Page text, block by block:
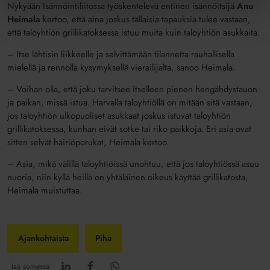
Nykyään Isännöintiliitossa työskentelevä entinen isännöitsijäAnu
Heimala kertoo, että aina joskus tällaisia tapauksia tulee vastaan,
että taloyhtiön grillikatoksessa istuu muita kuin taloyhtiön asukkaita.
– Itse lähtisin liikkeelle ja selvittämään tilannetta rauhallisella
mielellä ja rennolla kysymyksellä vierailijalta, sanoo Heimala.
– Voihan olla, että joku tarvitsee itselleen pienen hengähdystauon
ja paikan, missä istua. Harvalla taloyhtiöllä on mitään sitä vastaan,
jos taloyhtiön ulkopuoliset asukkaat joskus istuvat taloyhtiön
grillikatoksessa, kunhan eivät sotke tai riko paikkoja. Eri asia ovat
sitten selvät häiriöporukat, Heimala kertoo.
– Asia, mikä välillä taloyhtiöissä unohtuu, että jos taloyhtiössä asuu
nuoria, niin kyllä heillä on yhtäläinen oikeus käyttää grillikatosta,
Heimala muistuttaa.
Ajankohtaista Piha
Jaa somessa